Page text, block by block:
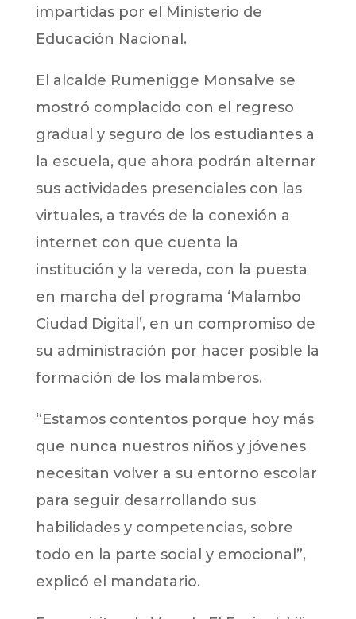
impartidas por el Ministerio de
Educación Nacional.
El alcalde Rumenigge Monsalve se
mostró complacido con el regreso
gradual y seguro de los estudiantes a
la escuela, que ahora podrán alternar
sus actividades presenciales con las
virtuales, a través de la conexión a
internet con que cuenta la
institución y la vereda, con la puesta
en marcha del programa ‘Malambo
Ciudad Digital’, en un compromiso de
su administración por hacer posible la
formación de los malamberos.
“Estamos contentos porque hoy más
que nunca nuestros niños y jóvenes
necesitan volver a su entorno escolar
para seguir desarrollando sus
habilidades y competencias, sobre
todo en la parte social y emocional”,
explicó el mandatario.